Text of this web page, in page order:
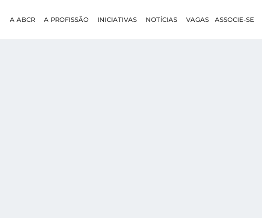
A ABCR A PROFISSÃO INICIATIVAS NOTÍCIAS VAGAS ASSOCIE-SE